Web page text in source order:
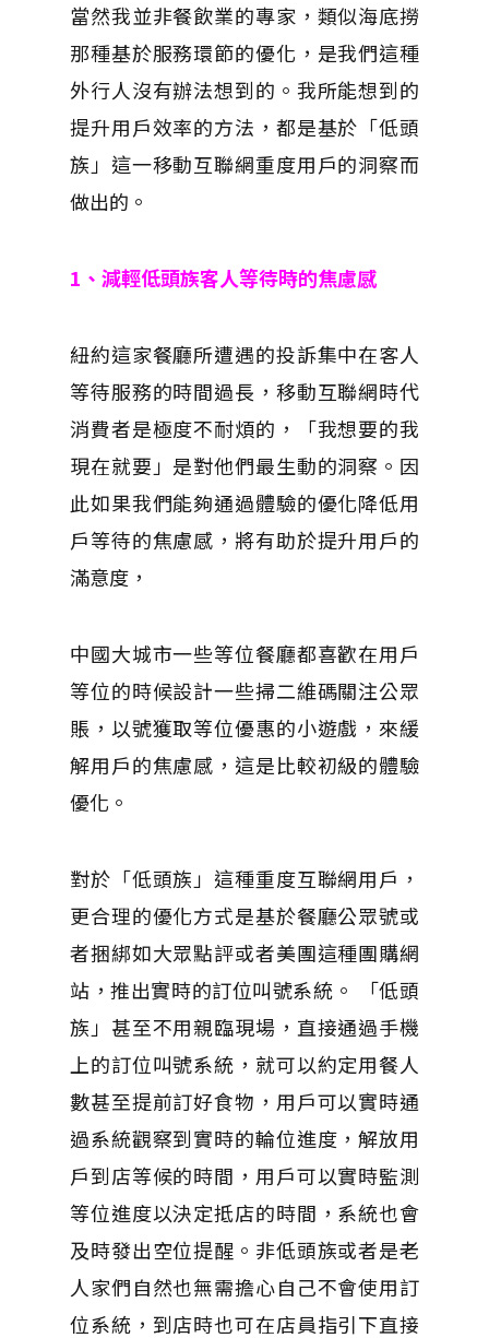
當然我並非餐飲業的專家，類似海底撈
那種基於服務環節的優化，是我們這種
外行人沒有辦法想到的。我所能想到的
提升用戶效率的方法，都是基於「低頭
族」這一移動互聯網重度用戶的洞察而
做出的。
1、減輕低頭族客人等待時的焦慮感
紐約這家餐廳所遭遇的投訴集中在客人
等待服務的時間過長，移動互聯網時代
消費者是極度不耐煩的，「我想要的我
現在就要」是對他們最生動的洞察。因
此如果我們能夠通過體驗的優化降低用
戶等待的焦慮感，將有助於提升用戶的
滿意度，
中國大城市一些等位餐廳都喜歡在用戶
等位的時候設計一些掃二維碼關注公眾
賬，以號獲取等位優惠的小遊戲，來緩
解用戶的焦慮感，這是比較初級的體驗
優化。
對於「低頭族」這種重度互聯網用戶，
更合理的優化方式是基於餐廳公眾號或
者捆綁如大眾點評或者美團這種團購網
站，推出實時的訂位叫號系統。 「低頭
族」甚至不用親臨現場，直接通過手機
上的訂位叫號系統，就可以約定用餐人
數甚至提前訂好食物，用戶可以實時通
過系統觀察到實時的輪位進度，解放用
戶到店等候的時間，用戶可以實時監測
等位進度以決定抵店的時間，系統也會
及時發出空位提醒。非低頭族或者是老
人家們自然也無需擔心自己不會使用訂
位系統，到店時也可在店員指引下直接